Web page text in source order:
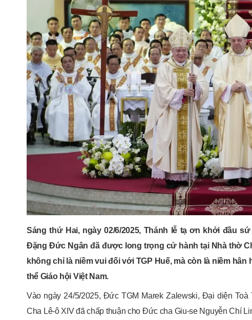
Sáng thứ Hai, ngày 02/6/2025, Thánh lễ tạ ơn khởi đầu
Đặng Đức Ngân đã được long trọng cử hành tại Nhà thờ
không chỉ là niềm vui đối với TGP Huế, mà còn là niềm
thể Giáo hội Việt Nam.
Vào ngày 24/5/2025, Đức TGM Marek Zalewski, Đại diện
Cha Lê-ô XIV đã chấp thuận cho Đức cha Giu-se Nguyễn Chí